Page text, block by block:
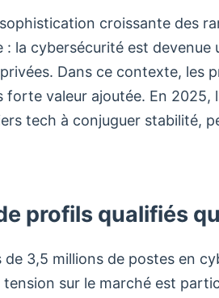
croissante des
: la cybersécurité est
Dans ce contexte, les
forte valeur ajoutée. En 2025,
tech à conjuguer stabilité,
profils qualifiés
3,5 millions de postes en
sur le marché est